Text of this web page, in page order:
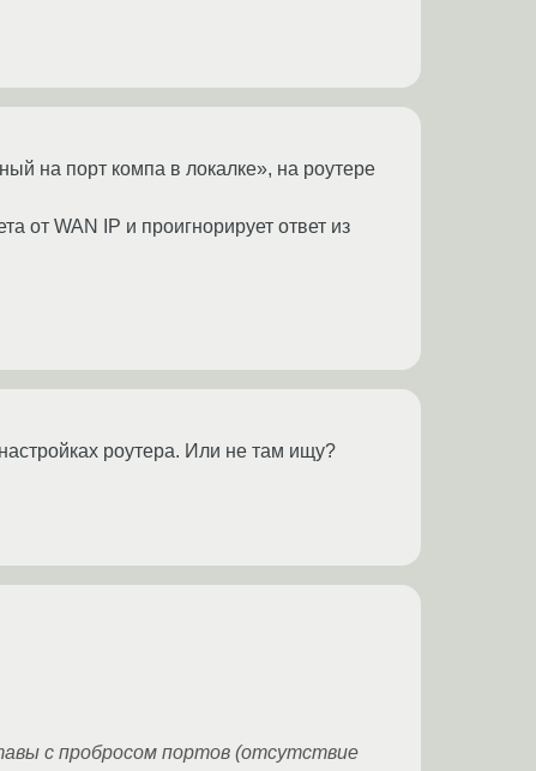
на порт компа в локалке», на роутере
от WAN IP и проигнорирует ответ из
роутера. Или не там ищу?
с пробросом портов (отсутствие